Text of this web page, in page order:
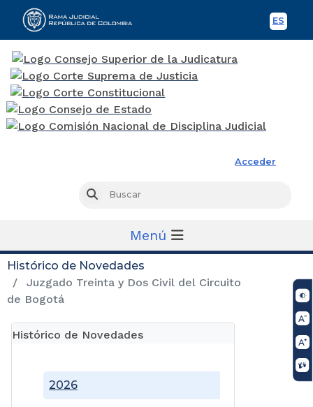
ES
Acceder
Buscar
Menú
Histórico de Novedades
Juzgado Treinta y Dos Civil del Circuito
de Bogotá
Histórico de Novedades
2026